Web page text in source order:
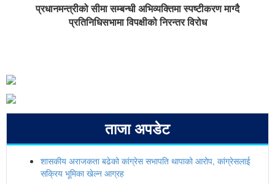
प्रधानमन्त्रीको सीमा सम्बन्धी अभिव्यक्तिमा स्पष्टीकरण माग्दै
प्रतिनिधिसभामा विपक्षीको निरन्तर विरोध
ताजा अपडेट
शासकीय अराजकता बढेको कांग्रेस सभापति थापाको आरोप, कांग्रेसलाई
सक्रिय भूमिका खेल्न आग्रह